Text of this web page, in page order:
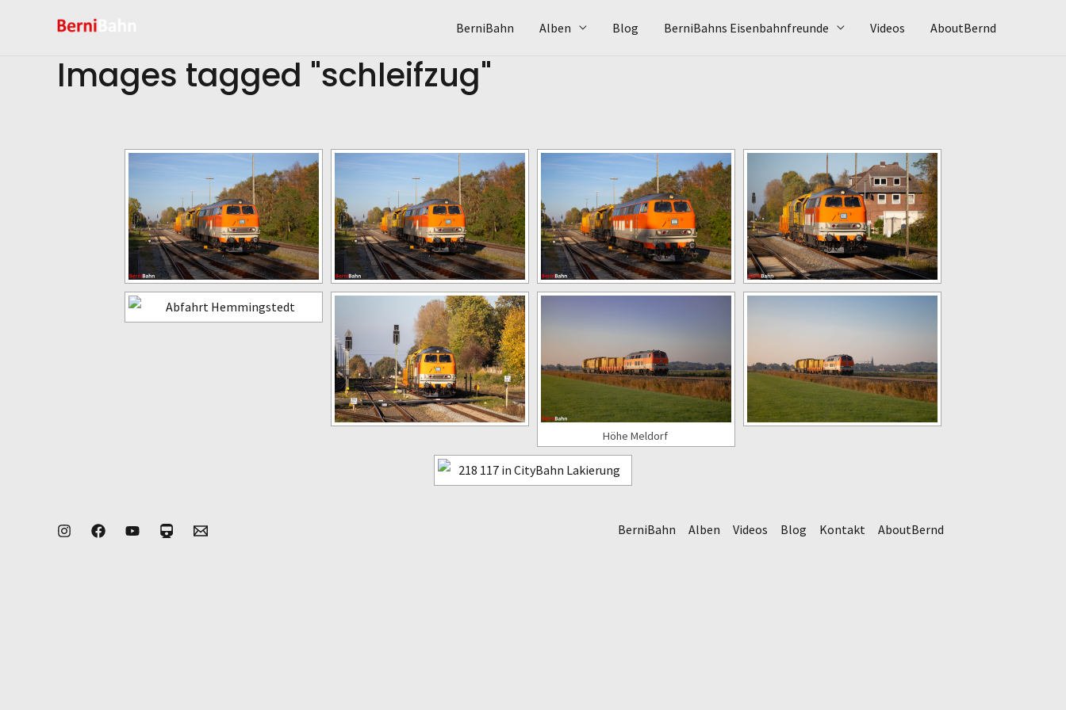
BerniBahn Alben Blog BerniBahns Eisenbahnfreunde Videos AboutBernd
Images tagged "schleifzug"
Höhe Meldorf
BerniBahn Alben Videos Blog Kontakt AboutBernd